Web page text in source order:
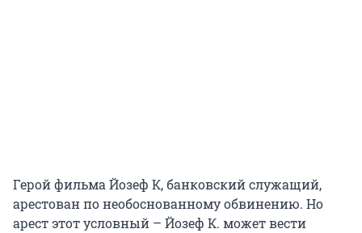
Герой фильма Йозеф К, банковский служащий,
арестован по необоснованному обвинению. Но
арест этот условный – Йозеф К. может вести